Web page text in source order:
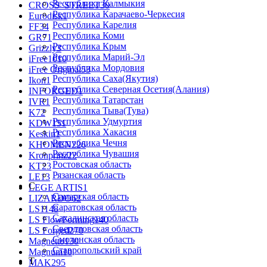
CROSS_STREET30
Eurodisk1
FF34
GR71
Grizzly3
iFree1010
iFree Original53
Ikon1
INFORGED1
IVR1
K72
KDW151
Keskin1
KHOMEN226
Kronprinz22
KT23
LE13
LEGE ARTIS1
LIZARDO62
LS1148
LS FlowForming140
LS Forged270
Magnetto130
Magnum10
MAK295
Республика Калмыкия
Республика Карачаево-Черкеcия
Республика Карелия
Республика Коми
Республика Крым
Республика Марий-Эл
Республика Мордовия
Республика Саха(Якутия)
Республика Северная Осетия(Алания)
Республика Татарстан
Республика Тыва(Тува)
Республика Удмуртия
Республика Хакасия
Республика Чечня
Республика Чувашия
Ростовская область
Рязанская область
С
Самарская область
Саратовская область
Сахалинская область
Свердловская область
Смоленская область
Ставропольский край
Т